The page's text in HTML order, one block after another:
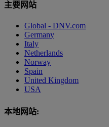
主要网站
Global - DNV.com
Germany
Italy
Netherlands
Norway
Spain
United Kingdom
USA
本地网站: